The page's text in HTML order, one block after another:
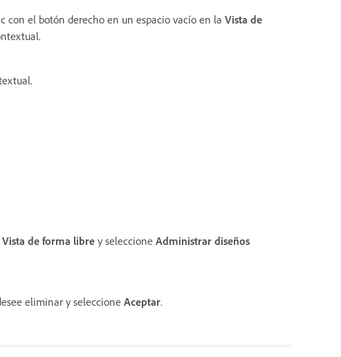
con el botón derecho en un espacio vacío en la Vista de
Vista de forma libre y seleccione Administrar diseños
eliminar y seleccione Aceptar.